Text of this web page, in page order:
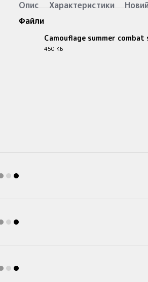
Опис Характеристики
Файли
Camouflage summer combat
450 КБ